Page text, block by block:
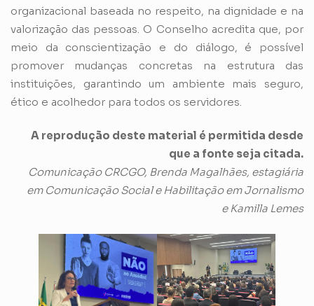
organizacional baseada no respeito, na dignidade e na
valorização das pessoas. O Conselho acredita que, por
meio da conscientização e do diálogo, é possível
promover mudanças concretas na estrutura das
instituições, garantindo um ambiente mais seguro,
ético e acolhedor para todos os servidores.
A reprodução deste material é permitida desde
que a fonte seja citada.
Comunicação CRCGO, Brenda Magalhães, estagiária
em Comunicação Social e Habilitação em Jornalismo
e Kamilla Lemes